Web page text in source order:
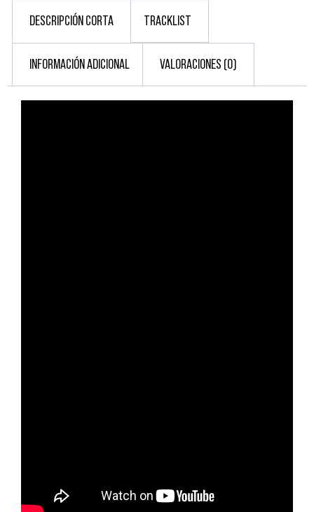
DESCRIPCIÓN CORTA TRACKLIST
INFORMACIÓN ADICIONAL VALORACIONES (0)